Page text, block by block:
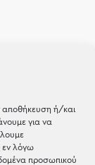
αποθήκευση ή/και
για να
εν λόγω
προσωπικού